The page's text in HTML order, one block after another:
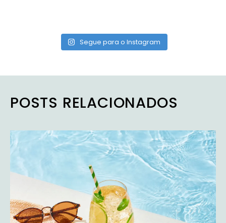
Segue para o Instagram
POSTS RELACIONADOS